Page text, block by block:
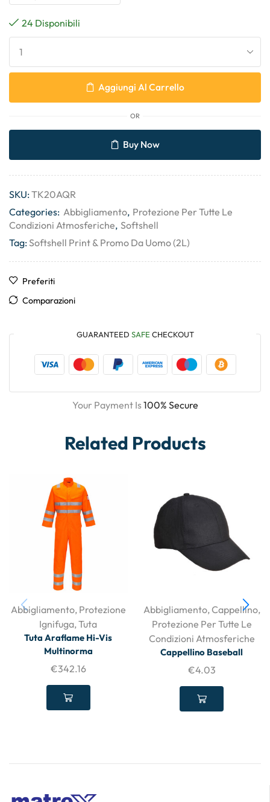
24 Disponibili
Aggiungi Al Carrello
OR
Buy Now
SKU:TK20AQR
Categories: Abbigliamento, Protezione Per Tutte Le
Condizioni Atmosferiche, Softshell
Tag:Softshell Print & Promo Da Uomo (2L)
Preferiti
Comparazioni
GUARANTEED SAFE CHECKOUT
Your Payment Is100% Secure
Related Products
Abbigliamento, Protezione
Ignifuga,Tuta
Tuta Araflame Hi-Vis
Multinorma
€342.16
Abbigliamento,Cappellino,
Protezione Per Tutte Le
Condizioni Atmosferiche
Cappellino Baseball
€4.03